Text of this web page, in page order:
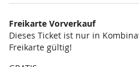
Freikarte Vorverkauf
Dieses Ticket ist nur in
Freikarte gültig!